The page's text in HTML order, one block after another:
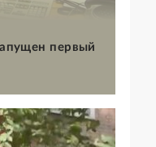
первый